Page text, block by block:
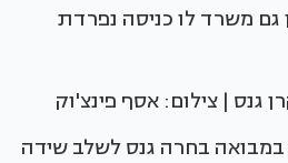
גם משרד לו כניסה נפרדת
גנס | צילום: אסף פינצ'וק
בחרה גנס לשלב שידה